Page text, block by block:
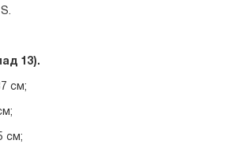
13).
см;
см;